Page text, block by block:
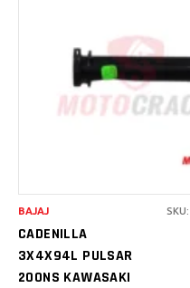
AÑADIR AL
CARRITO
CADENILLA
3X4X94L PULSAR
200NS KAWASAKI
BAJAJ